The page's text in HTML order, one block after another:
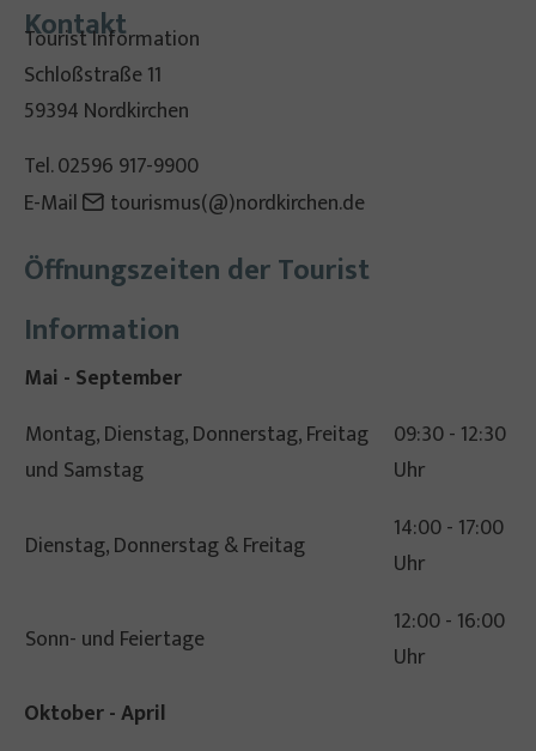
Kontakt
Tourist Information
Schloßstraße 11
59394 Nordkirchen
Tel. 02596 917-9900
E-Mail
tourismus(@)nordkirchen.de
Öffnungszeiten der Tourist
Information
Mai - September
Montag, Dienstag, Donnerstag, Freitag
und Samstag
09:30 - 12:30
Uhr
Dienstag, Donnerstag & Freitag
14:00 - 17:00
Uhr
Sonn- und Feiertage
12:00 - 16:00
Uhr
Oktober - April